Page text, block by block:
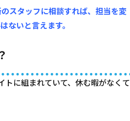
スタッフに相談すれば、担当を変
ないと言えます。
トに組まれていて、休む暇がなくて